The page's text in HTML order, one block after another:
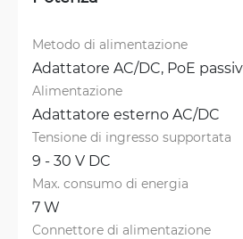
Metodo di alimentazione
Adattatore AC/DC, PoE
Alimentazione
Adattatore esterno AC/DC
Tensione di ingresso supportata
9 - 30 V DC
Max. consumo di energia
7 W
Connettore di alimentazione